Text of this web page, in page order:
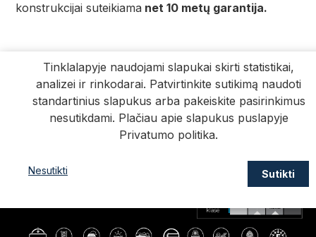
konstrukcijai suteikiama net 10 metų garantija.
Tinklalapyje naudojami slapukai skirti statistikai,
analizei ir rinkodarai. Patvirtinkite sutikimą naudoti
standartinius slapukus arba pakeiskite pasirinkimus
nesutikdami. Plačiau apie slapukus puslapyje
Privatumo politika.
Nesutikti Sutikti